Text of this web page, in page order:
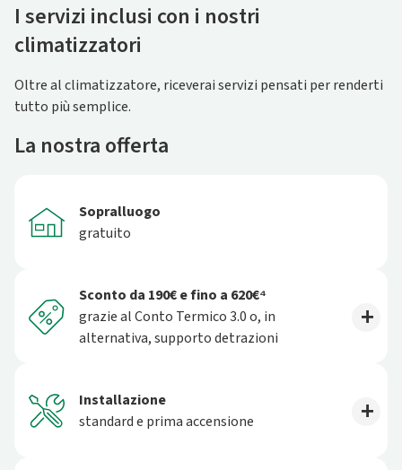
I servizi inclusi con i nostri
climatizzatori
Oltre al climatizzatore, riceverai servizi pensati per renderti
tutto più semplice.
La nostra offerta
Sopralluogo
gratuito
Sconto da 190€ e fino a 620€⁴
grazie al Conto Termico 3.0 o, in
alternativa, supporto detrazioni
Installazione
standard e prima accensione